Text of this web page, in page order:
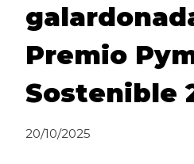
Premio
Sostenible
20/10/2025